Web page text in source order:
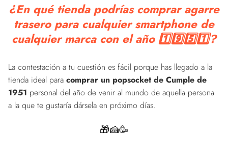
¿En qué tienda podrías comprar agarre
trasero para cualquier smartphone de
cualquier marca con el año 1️⃣9️⃣5️⃣1️⃣?
La contestación a tu cuestión es fácil porque has llegado a la
tienda ideal para comprar un popsocket de Cumple de
1951 personal del año de venir al mundo de aquella persona
a la que te gustaría dársela en próximo días.
🎁🍰🥳